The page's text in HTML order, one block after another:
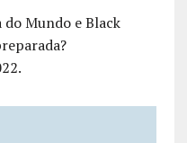
Mundo e Black